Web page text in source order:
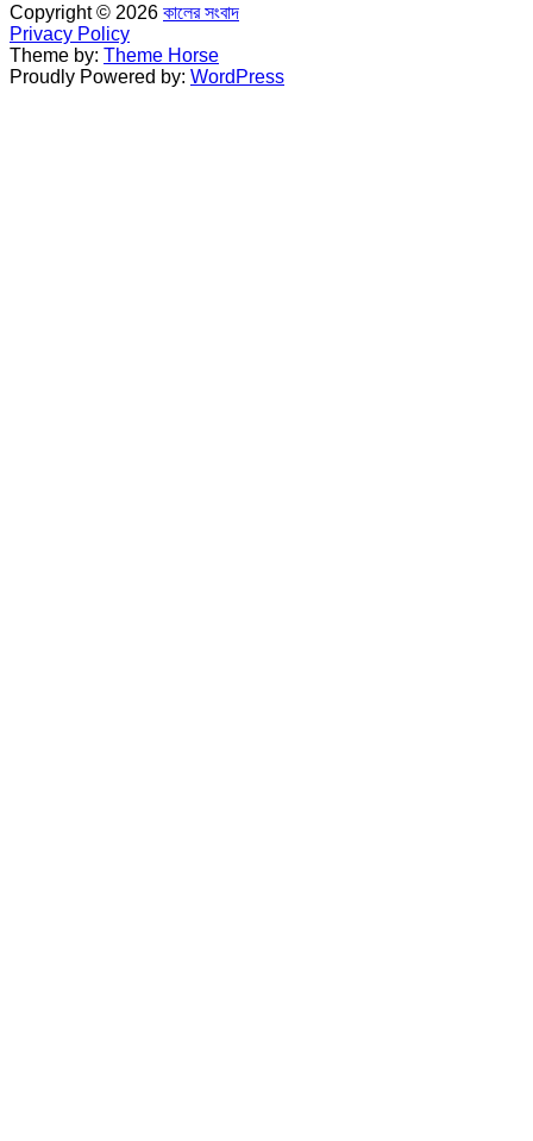
Copyright © 2026 কালের সংবাদ
Privacy Policy
Theme by: Theme Horse
Proudly Powered by: WordPress